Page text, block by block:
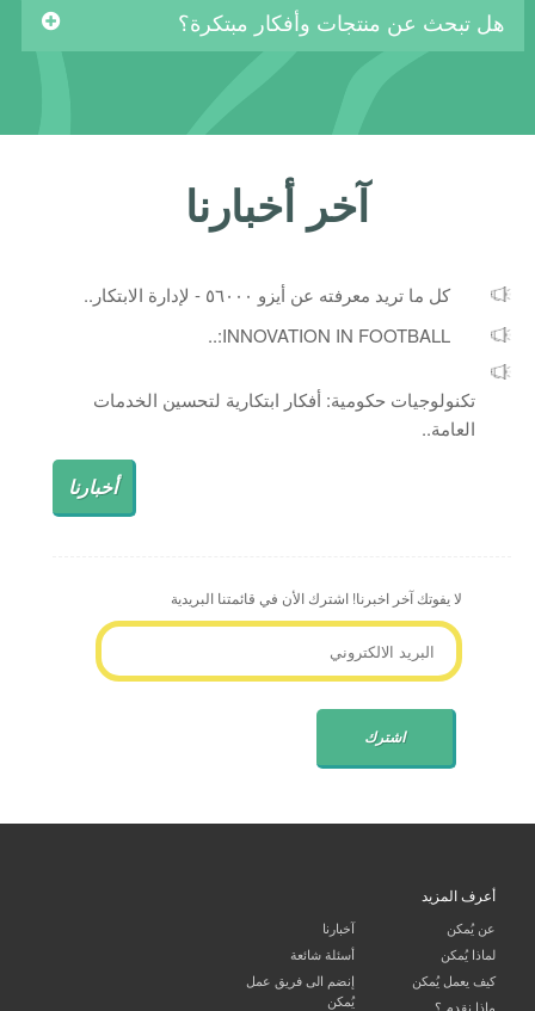
هل تبحث عن منتجات وأفكار مبتكرة؟
آخر أخبارنا
كل ما تريد معرفته عن أيزو ٥٦٠٠٠ - لإدارة الابتكار..
INNOVATION IN FOOTBALL:..
تكنولوجيات حكومية: أفكار ابتكارية لتحسين الخدمات
العامة..
أخبارنا
لا يفوتك آخر اخبرنا! اشترك الأن في قائمتنا البريدية
أعرف المزيد
عن يُمكن
لماذا يُمكن
كيف يعمل يُمكن
ماذا نقدم ؟
آخبارنا
أسئلة شائعة
إنضم الى فريق عمل
يُمكن